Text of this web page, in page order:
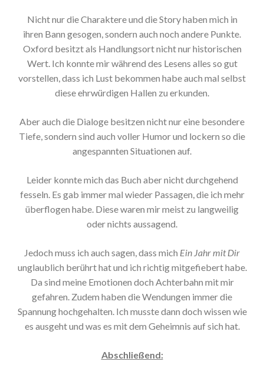
Nicht nur die Charaktere und die Story haben mich in
ihren Bann gesogen, sondern auch noch andere Punkte.
Oxford besitzt als Handlungsort nicht nur historischen
Wert. Ich konnte mir während des Lesens alles so gut
vorstellen, dass ich Lust bekommen habe auch mal selbst
diese ehrwürdigen Hallen zu erkunden.
Aber auch die Dialoge besitzen nicht nur eine besondere
Tiefe, sondern sind auch voller Humor und lockern so die
angespannten Situationen auf.
Leider konnte mich das Buch aber nicht durchgehend
fesseln. Es gab immer mal wieder Passagen, die ich mehr
überflogen habe. Diese waren mir meist zu langweilig
oder nichts aussagend.
Jedoch muss ich auch sagen, dass mich Ein Jahr mit Dir
unglaublich berührt hat und ich richtig mitgefiebert habe.
Da sind meine Emotionen doch Achterbahn mit mir
gefahren. Zudem haben die Wendungen immer die
Spannung hochgehalten. Ich musste dann doch wissen wie
es ausgeht und was es mit dem Geheimnis auf sich hat.
Abschließend: